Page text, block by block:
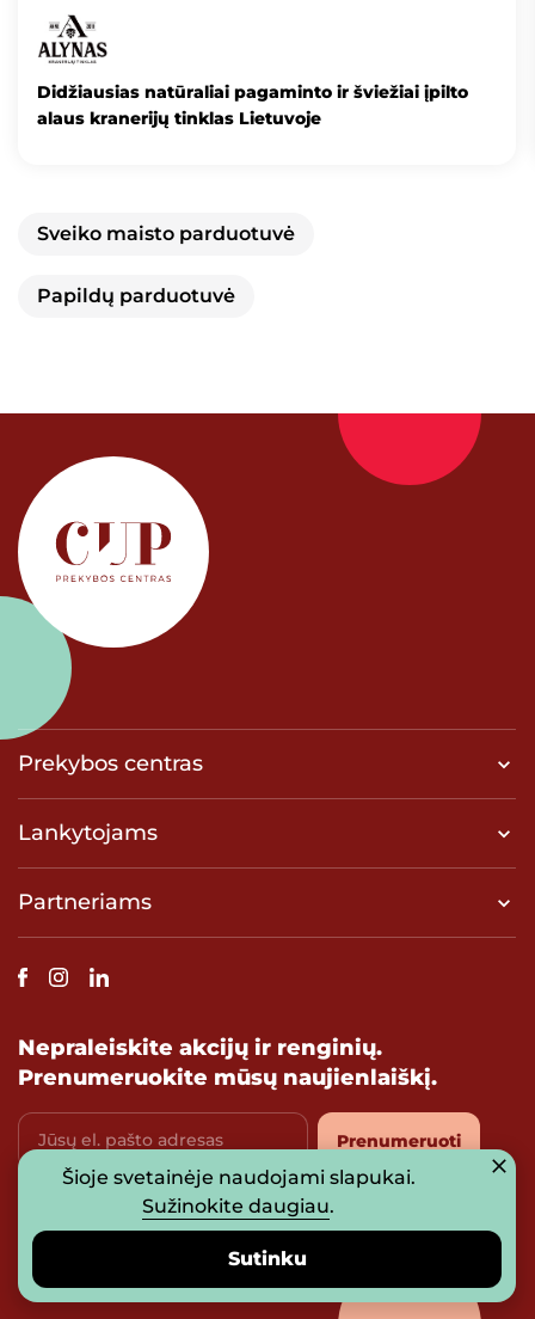
Didžiausias natūraliai pagaminto ir šviežiai įpilto
alaus kranerijų tinklas Lietuvoje
Sveiko maisto parduotuvė
Papildų parduotuvė
Prekybos centras
Lankytojams
Partneriams
Nepraleiskite akcijų ir renginių.
Prenumeruokite mūsų naujienlaiškį.
Jūsų el. pašto adresas
privatumo politika
Prenumeruoti
© 2026 UAB „Prosperitas Baltica“
Šioje svetainėje naudojami slapukai.
Sužinokite daugiau.
Sutinku